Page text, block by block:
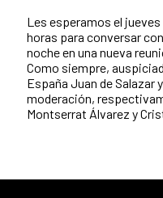
Les esperamos el jueves
horas para conversar
noche en una nueva
Como siempre,
España Juan de Salazar
moderación,
Montserrat Álvarez y